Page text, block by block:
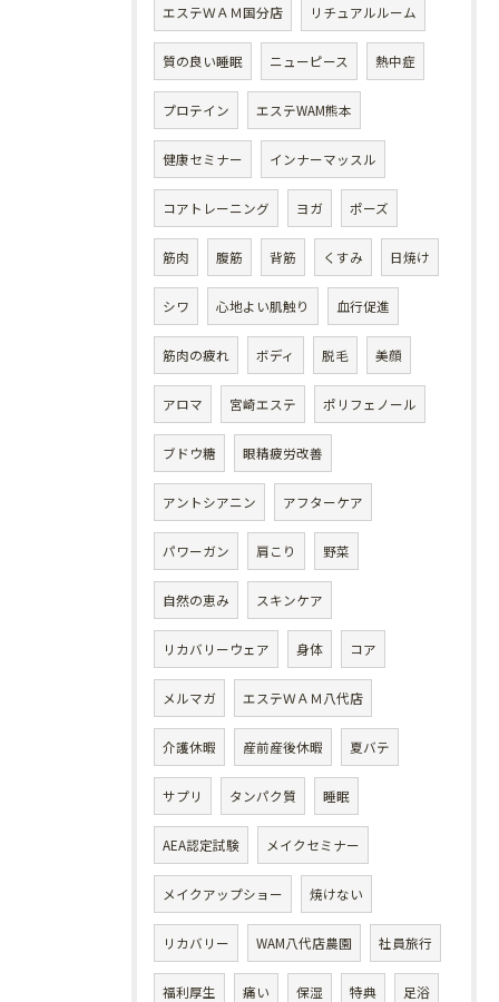
エステＷＡＭ国分店 リチュアルルーム
質の良い睡眠 ニューピース 熱中症
プロテイン エステWAM熊本
健康セミナー インナーマッスル
コアトレーニング ヨガ ポーズ
筋肉 腹筋 背筋 くすみ 日焼け
シワ 心地よい肌触り 血行促進
筋肉の疲れ ボディ 脱毛 美顔
アロマ 宮崎エステ ポリフェノール
ブドウ糖 眼精疲労改善
アントシアニン アフターケア
パワーガン 肩こり 野菜
自然の恵み スキンケア
リカバリーウェア 身体 コア
メルマガ エステＷＡＭ八代店
介護休暇 産前産後休暇 夏バテ
サプリ タンパク質 睡眠
AEA認定試験 メイクセミナー
メイクアップショー 焼けない
リカバリー WAM八代店農園 社員旅行
福利厚生 痛い 保湿 特典 足浴